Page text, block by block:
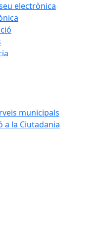
electrònica
municipals
a la Ciutadania